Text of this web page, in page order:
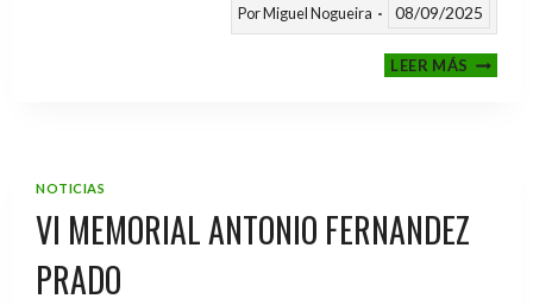
PorMiguel Nogueira 08/09/2025
LEER MÁSIII
NOTICIAS
VI MEMORIAL ANTONIO FERNANDEZ
PRADO